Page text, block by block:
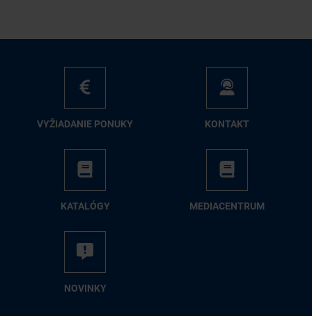
VY­ŽIA­DA­NIE PO­NU­KY KON­TAKT
KA­TA­LÓ­GY ME­DIA­CEN­TRUM
NO­VIN­KY